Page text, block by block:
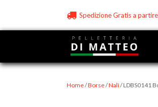
Spedizione Gratis a
Home/Borse/Nalì / LDBS0141